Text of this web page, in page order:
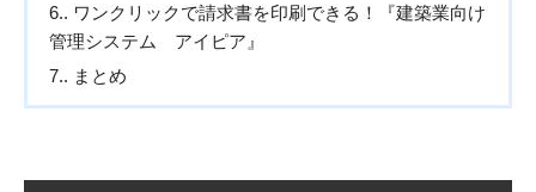
6.
ワンクリックで請求書を印刷できる！『建築業向け
管理システム アイピア』
7.
まとめ